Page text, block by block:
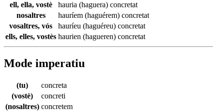
ell, ella, vostè
hauria (haguera) concretat
nosaltres
hauríem (haguérem) concretat
vosaltres, vós
hauríeu (haguéreu) concretat
ells, elles, vostès haurien (hagueren) concretat
Mode imperatiu
(tu)
concreta
(vostè)
concreti
(nosaltres) concretem